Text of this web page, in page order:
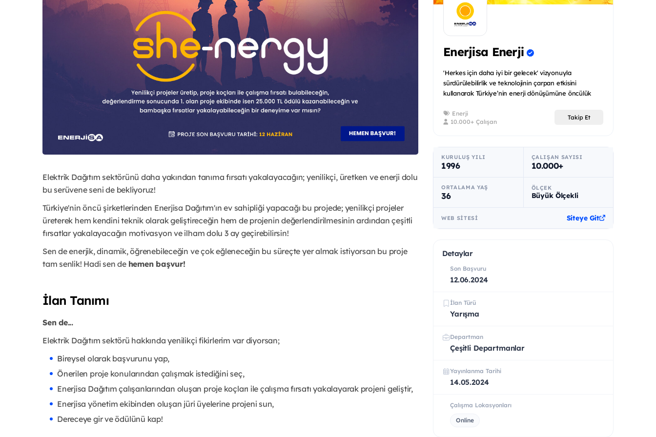
Elektrik Dağıtım sektörünü daha yakından tanıma fırsatı yakalayacağın; yenilikçi, üretken ve enerji dolu
bu serüvene seni de bekliyoruz!
Türkiye'nin öncü şirketlerinden Enerjisa Dağıtım'ın ev sahipliği yapacağı bu projede; yenilikçi projeler
üreterek hem kendini teknik olarak geliştireceğin hem de projenin değerlendirilmesinin ardından çeşitli
fırsatlar yakalayacağın motivasyon ve ilham dolu 3 ay geçirebilirsin!
Sen de enerjik, dinamik, öğrenebileceğin ve çok eğleneceğin bu süreçte yer almak istiyorsan bu proje
tam senlik! Hadi sen de hemen başvur!
İlan Tanımı
Sen de...
Elektrik Dağıtım sektörü hakkında yenilikçi fikirlerim var diyorsan;
Bireysel olarak başvurunu yap,
Önerilen proje konularından çalışmak istediğini seç,
Enerjisa Dağıtım çalışanlarından oluşan proje koçları ile çalışma fırsatı yakalayarak projeni geliştir,
Enerjisa yönetim ekibinden oluşan jüri üyelerine projeni sun,
Dereceye gir ve ödülünü kap!
Enerjisa Enerji
'Herkes için daha iyi bir gelecek' vizyonuyla
sürdürülebilirlik ve teknolojinin çarpan etkisini
kullanarak Türkiye’nin enerji dönüşümüne öncülük
Enerji
10.000+ Çalışan
Takip Et
KURULUŞ YILI
1996
ÇALIŞAN SAYISI
10.000+
ORTALAMA YAŞ
36
ÖLÇEK
Büyük Ölçekli
WEB SITESI Siteye Git
Detaylar
Son Başvuru
12.06.2024
İlan Türü
Yarışma
Departman
Çeşitli Departmanlar
Yayınlanma Tarihi
14.05.2024
Çalışma Lokasyonları
Online